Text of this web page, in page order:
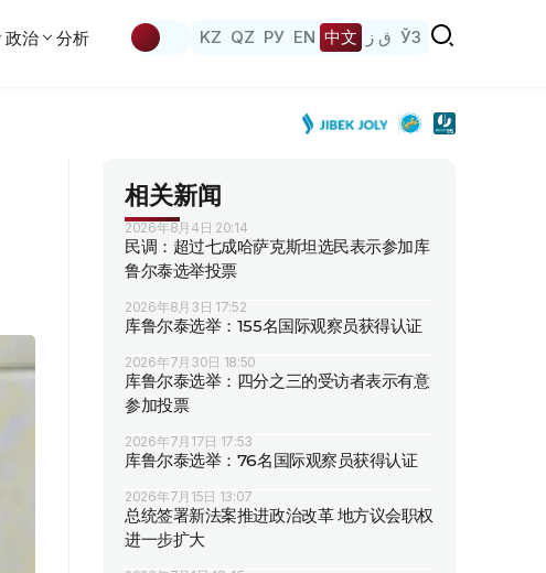
政治 分析 KZ QZ РУ EN 中文 ق ز ЎЗ
相关新闻
2026年8月4日 20:14
民调：超过七成哈萨克斯坦选民表示参加库
鲁尔泰选举投票
2026年8月3日 17:52
库鲁尔泰选举：155名国际观察员获得认证
2026年7月30日 18:50
库鲁尔泰选举：四分之三的受访者表示有意
参加投票
2026年7月17日 17:53
库鲁尔泰选举：76名国际观察员获得认证
2026年7月15日 13:07
总统签署新法案推进政治改革 地方议会职权
进一步扩大